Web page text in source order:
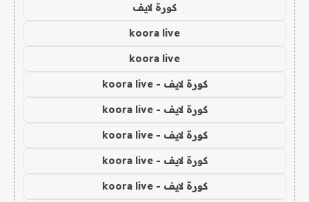
كورة لايف
koora live
koora live
كورة لايف - koora live
كورة لايف - koora live
كورة لايف - koora live
كورة لايف - koora live
كورة لايف - koora live